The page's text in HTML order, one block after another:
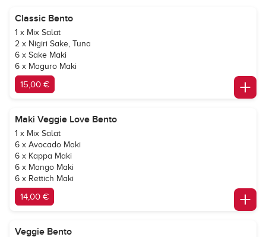
Classic Bento
1 x Mix Salat
2 x Nigiri Sake, Tuna
6 x Sake Maki
6 x Maguro Maki
15,00 €
Maki Veggie Love Bento
1 x Mix Salat
6 x Avocado Maki
6 x Kappa Maki
6 x Mango Maki
6 x Rettich Maki
14,00 €
Veggie Bento